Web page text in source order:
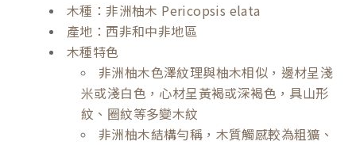
木種：非洲柚木 Pericopsis elata
產地：西非和中非地區
木種特色
非洲柚木色澤紋理與柚木相似，邊材呈淺
米或淺白色，心材呈黃褐或深褐色，具山形
紋、圈紋等多變木紋
非洲柚木結構勻稱，木質觸感較為粗獷、